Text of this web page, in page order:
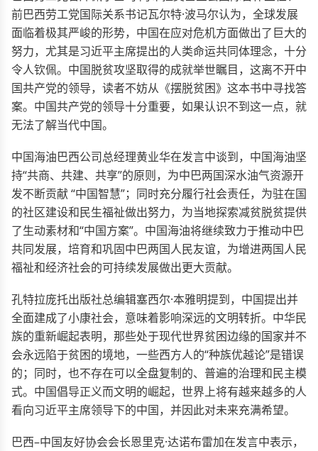
前巴西劳工党国际关系书记瓦尔特·波马尔认为，全球发展
面临着极其严峻的形势，中国在应对危机方面做出了巨大的
努力，尤其是习近平主席提出的人类命运共同体理念，十分
令人钦佩。中国脱贫攻坚取得的成就举世瞩目，这离不开中
国共产党的领导，读者不妨从《摆脱贫困》这本书中寻找答
案。中国共产党的领导十分重要，如果认识不到这一点，就
无法了解当代中国。
中国海油巴西公司总经理黄业华在发言中谈到，中国海油坚
持“共商、共建、共享”的原则，为中巴两国深水油气资源开
发不断贡献 “中国智慧”；同时充分履行社会责任，为驻在国
的社区建设和民生福祉做出努力，为当地探索减贫脱贫提供
了生动素材和“中国方案”。中国海油将继续致力于推动中巴
共同发展，培育和巩固中巴两国人民友谊，为增进两国人民
福祉和经济社会的可持续发展做出更大贡献。
孔特拉庞托出版社总编辑塞西尔·本雅明提到，中国提出并
全面建成了小康社会，意味着影响深远的文明转折。中华民
族的重新崛起表明，那些处于现代世界贫困边缘的国家并不
会永远陷于贫困的境地，一些西方人的“种族优越论”是错误
的；同时，也不存在可以全盘复制的、普遍的治理和民主模
式。中国倡导正义而文明的崛起，世界上将有越来越多的人
看向习近平主席领导下的中国，并因此对未来充满希望。
巴西–中国友好协会会长恩里克·达诺布雷加在发言中表示，